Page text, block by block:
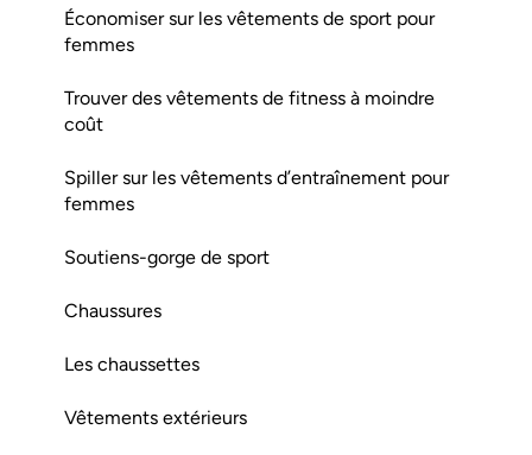
Économiser sur les vêtements de sport pour
femmes
Trouver des vêtements de fitness à moindre
coût
Spiller sur les vêtements d’entraînement pour
femmes
Soutiens-gorge de sport
Chaussures
Les chaussettes
Vêtements extérieurs